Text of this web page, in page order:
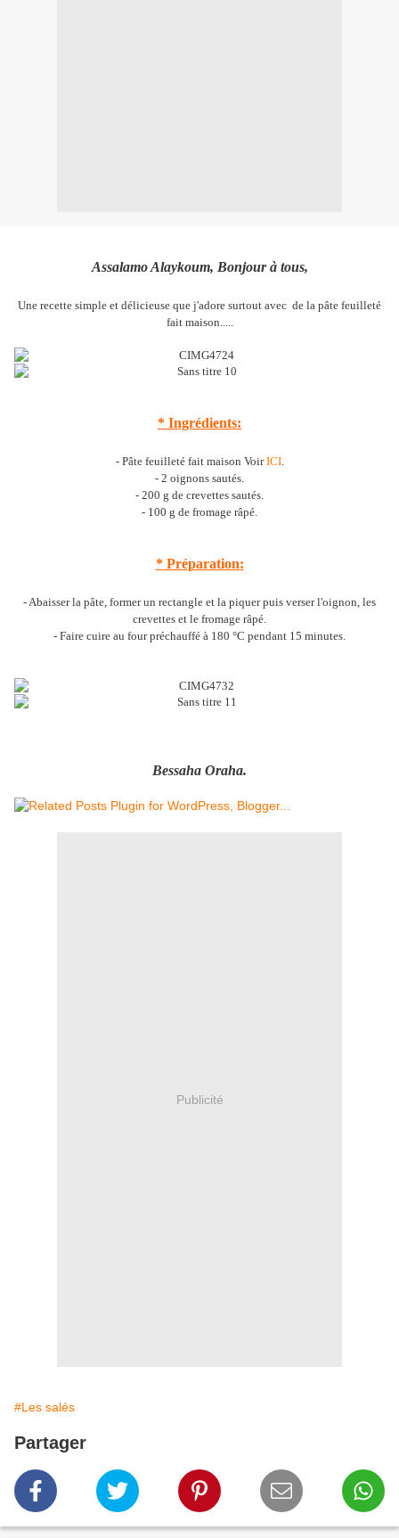
Assalamo Alaykoum, Bonjour à tous,
Une recette simple et délicieuse que j'adore surtout avec de la pâte feuilleté
fait maison.....
* Ingrédients:
- Pâte feuilleté fait maison VoirICI.
- 2 oignons sautés.
- 200 g de crevettes sautés.
- 100 g de fromage râpé.
* Préparation:
- Abaisser la pâte, former un rectangle et la piquer puis verser l'oignon, les
crevettes et le fromage râpé.
- Faire cuire au four préchauffé à 180 °C pendant 15 minutes.
Bessaha Oraha.
Publicité
#Les salés
Partager